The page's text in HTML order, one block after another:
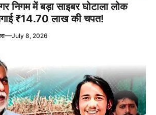
निगम में बड़ा साइबर घोटाला लोक
₹14.70 लाख की चपत!
—July 8, 2026